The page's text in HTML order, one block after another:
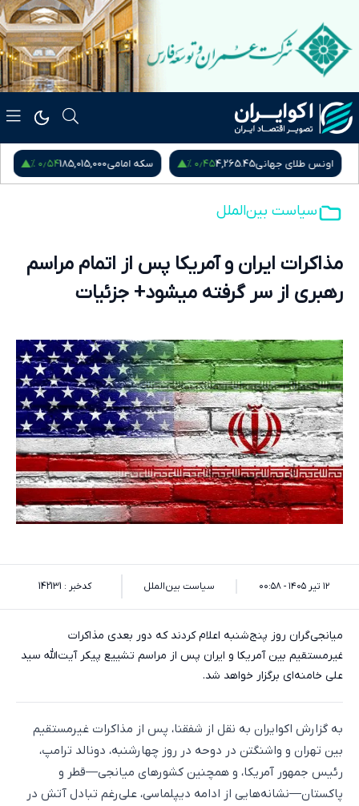
اونس طلای جهانی4,265.45۰٫۴۵ % سکه امامی185,015,000۰٫۵۴ %
سیاست بین‌الملل
مذاکرات ایران و آمریکا پس از اتمام مراسم
رهبری از سر گرفته میشود+ جزئیات
۱۲ تیر ۱۴۰۵ - ۰۰:۵۸ سیاست بین‌الملل کدخبر : 142131
میانجی‌گران روز پنج‌شنبه اعلام کردند که دور بعدی مذاکرات
غیرمستقیم بین آمریکا و ایران پس از مراسم تشییع پیکر آیت‌الله سید
علی خامنه‌ای برگزار خواهد شد.
به گزارش اکو‌ایران به نقل از شفقنا، پس از مذاکرات غیرمستقیم
بین تهران و واشنگتن در دوحه در روز چهارشنبه، دونالد ترامپ،
رئیس جمهور آمریکا، و همچنین کشورهای میانجی‌—قطر و
پاکستان—نشانه‌هایی از ادامه دیپلماسی، علی‌رغم تبادل آتش در